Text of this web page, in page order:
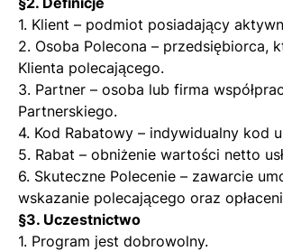
1. Klient – podmiot posiadający
2. Osoba Polecona – przedsiębiorca,
Klienta polecającego.
3. Partner – osoba lub firma
Partnerskiego.
4. Kod Rabatowy – indywidualny kod
5. Rabat – obniżenie wartości netto
6. Skuteczne Polecenie – zawarcie
wskazanie polecającego oraz
§3. Uczestnictwo
1. Program jest dobrowolny.